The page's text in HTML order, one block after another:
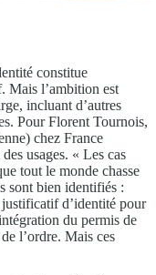
constitue
Mais l’ambition est
incluant d’autres
Pour Florent Tournois,
chez France
usages. « Les cas
tout le monde chasse
sont bien identifiés :
d’identité pour
du permis de
l’ordre. Mais ces